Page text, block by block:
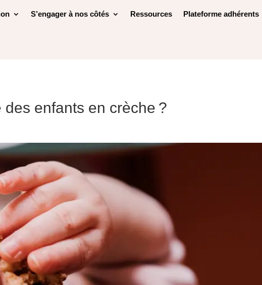
S’engager à nos côtés Ressources
Plateforme adhérents
des enfants en crèche ?